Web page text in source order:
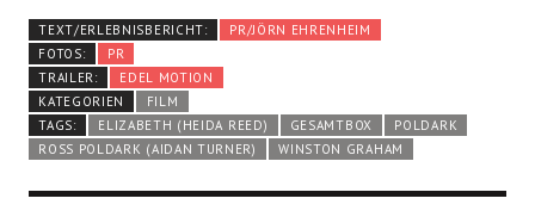
TEXT/ERLEBNISBERICHT:
PR/JÖRN EHRENHEIM
FOTOS:
PR
TRAILER:
EDEL MOTION
KATEGORIEN
FILM
TAGS:
ELIZABETH (HEIDA REED) GESAMTBOX
POLDARK
ROSS POLDARK (AIDAN TURNER)
WINSTON GRAHAM